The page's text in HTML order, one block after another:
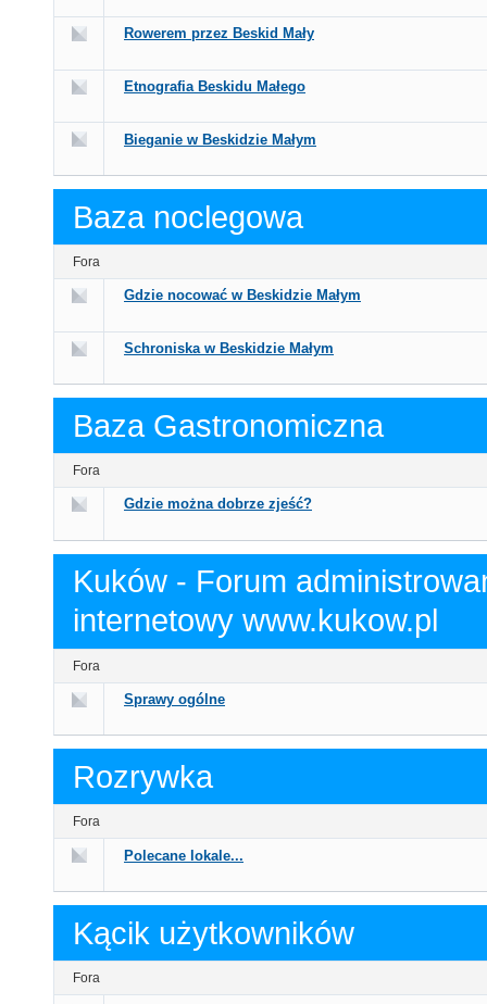
Rowerem przez Beskid Mały
Etnografia Beskidu Małego
Bieganie w Beskidzie Małym
Baza noclegowa
Fora
Gdzie nocować w Beskidzie Małym
Schroniska w Beskidzie Małym
Baza Gastronomiczna
Fora
Gdzie można dobrze zjeść?
Kuków - Forum
internetowy www.kukow.pl
Fora
Sprawy ogólne
Rozrywka
Fora
Polecane lokale...
Kącik użytkowników
Fora